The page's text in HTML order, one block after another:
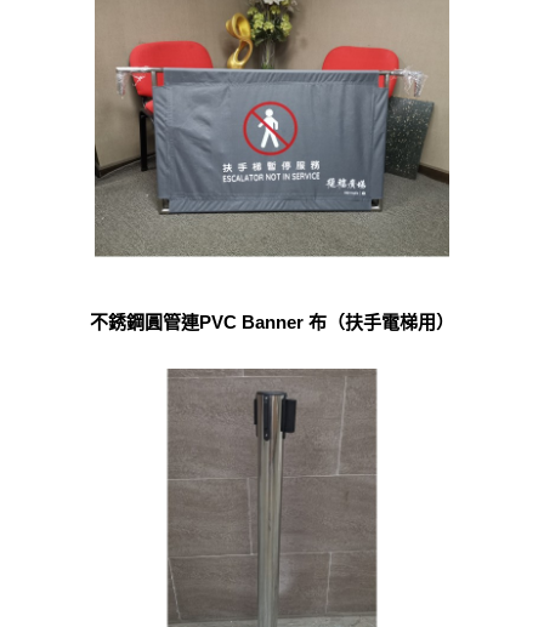
不銹鋼圓管連PVC Banner 布（扶手電梯用）